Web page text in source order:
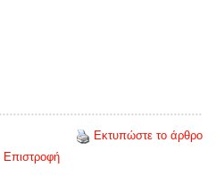
Εκτυπώστε το άρθρο
Επιστροφή